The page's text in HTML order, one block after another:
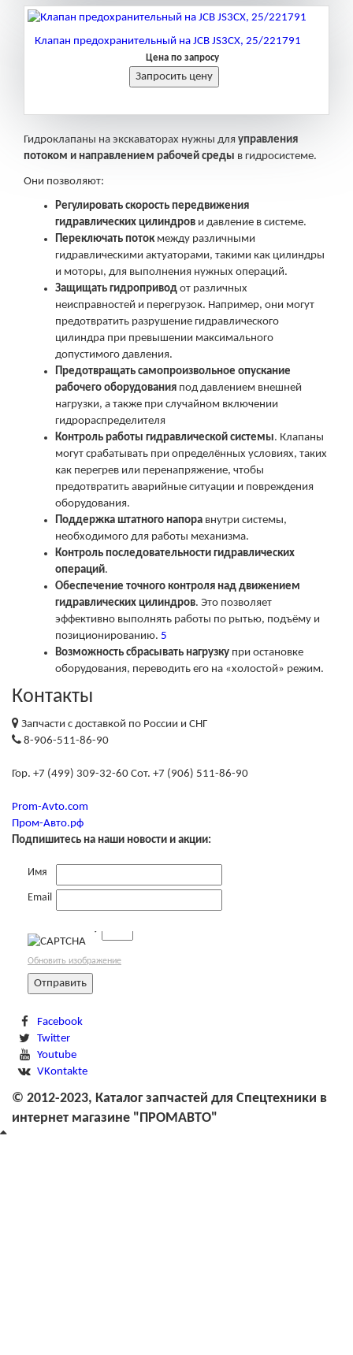
Клапан предохранительный на JCB JS3CX, 25/221791
Цена по запросу
Гидроклапаны на экскаваторах нужны для управления
потоком и направлением рабочей среды в гидросистеме.
Они позволяют:
Регулировать скорость передвижения
гидравлических цилиндров и давление в системе.
Переключать потокмежду различными
гидравлическими актуаторами, такими как цилиндры
и моторы, для выполнения нужных операций.
Защищать гидропривод от различных
неисправностей и перегрузок. Например, они могут
предотвратить разрушение гидравлического
цилиндра при превышении максимального
допустимого давления.
Предотвращать самопроизвольное опускание
рабочего оборудования под давлением внешней
нагрузки, а также при случайном включении
гидрораспределителя
Контроль работы гидравлической системы. Клапаны
могут срабатывать при определённых условиях, таких
как перегрев или перенапряжение, чтобы
предотвратить аварийные ситуации и повреждения
оборудования.
Поддержка штатного напора внутри системы,
необходимого для работы механизма.
Контроль последовательности гидравлических
операций.
Обеспечение точного контроля над движением
гидравлических цилиндров. Это позволяет
эффективно выполнять работы по рытью, подъёму и
позиционированию. 5
Возможность сбрасывать нагрузку при остановке
оборудования, переводить его на «холостой» режим.
Контакты
Запчасти с доставкой по России и СНГ
8-906-511-86-90
Гор. +7 (499) 309-32-60 Сот. +7 (906) 511-86-90
Prom-Avto.com
Пром-Авто.рф
Подпишитесь на наши новости и акции:
Имя
Email
→
Обновить изображение
Facebook
Twitter
Youtube
VKontakte
© 2012-2023, Каталог запчастей для Спецтехники в
интернет магазине "ПРОМАВТО"